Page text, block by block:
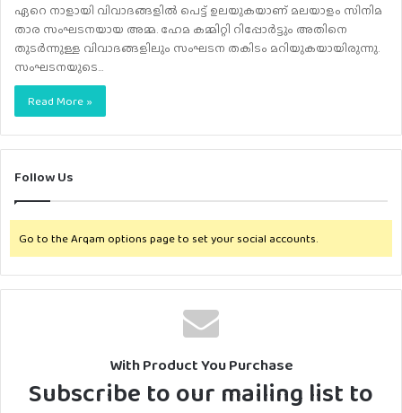
ഏറെ നാളായി വിവാദങ്ങളിൽ പെട്ട് ഉലയുകയാണ് മലയാളം സിനിമ
താര സംഘടനയായ അമ്മ. ഹേമ കമ്മിറ്റി റിപ്പോർട്ടും അതിനെ
തുടർന്നുള്ള വിവാദങ്ങളിലും സംഘടന തകിടം മറിയുകയായിരുന്നു.
സംഘടനയുടെ…
Read More »
Follow Us
Go to the Arqam options page to set your social accounts.
With Product You Purchase
Subscribe to our mailing list to